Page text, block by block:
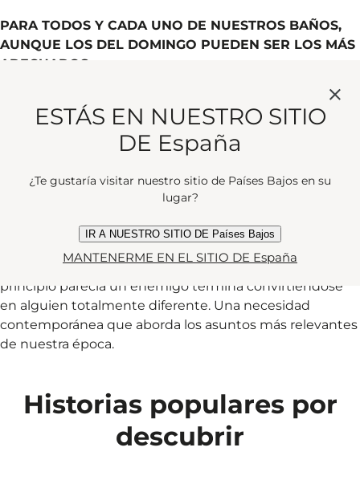
PARA TODOS Y CADA UNO DE NUESTROS BAÑOS,
AUNQUE LOS DEL DOMINGO PUEDEN SER LOS MÁS
ADECUADOS
Identidad, magia, familia, romance y misterio. ¿Necesita
algo más para un baño perfecto? Creemos que no.
tradicional que no acepta su forma de ser hasta el
inesperadamente fantasmal. A pesar del miedo de
historia avanza, se cambian las tornas, y quien al
principio parecía un enemigo termina convirtiéndose
en alguien totalmente diferente. Una necesidad
contemporánea que aborda los asuntos más relevantes
de nuestra época.
Historias populares por
descubrir
ESTÁS EN NUESTRO SITIO
DE España
¿Te gustaría visitar nuestro sitio de Países Bajos en su
lugar?
IR A NUESTRO SITIO DE Países Bajos
MANTENERME EN EL SITIO DE España